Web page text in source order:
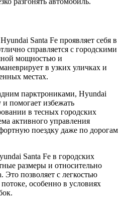
Santa Fe проявляет себя в
справляется с городскими
мощностью и
в узких уличках и
местах.
парктрониками, Hyundai
и помогает избежать
в тесных городских
активного управления
поездку даже по дорогам
Santa Fe в городских
размеры и относительно
Это позволяет с легкостью
особенно в условиях